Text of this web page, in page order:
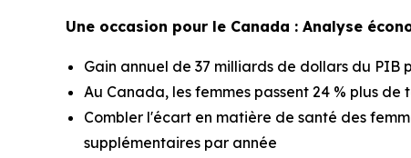
Une occasion pour le Canada : Analyse
Gain annuel de 37 milliards de dollars du PIB
Au Canada, les femmes passent 24 % plus
Combler l'écart en matière de santé des
supplémentaires par année